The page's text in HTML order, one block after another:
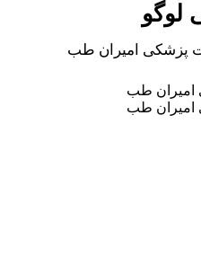
لوگو
پزشکی امیران طب